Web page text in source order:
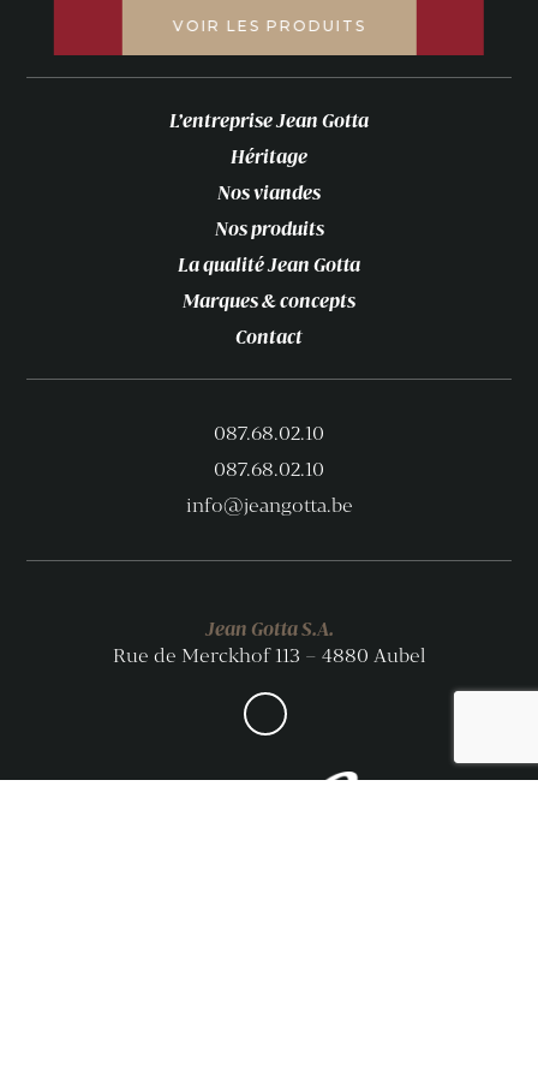
VOIR LES PRODUITS
L’entreprise Jean Gotta
Héritage
Nos viandes
Nos produits
La qualité Jean Gotta
Marques & concepts
Contact
087.68.02.10
087.68.02.10
info@jeangotta.be
Jean Gotta S.A.
Rue de Merckhof 113 – 4880 Aubel